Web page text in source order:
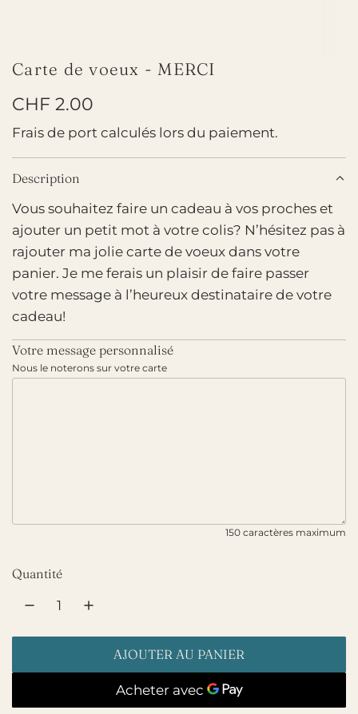
Carte de voeux - MERCI
P
r
i
x
r
é
g
u
l
i
e
CHF 2.00
Frais de port calculés lors du paiement.
Description
Vous souhaitez faire un cadeau à vos proches et
ajouter un petit mot à votre colis? N’hésitez pas à
rajouter ma jolie carte de voeux dans votre
panier. Je me ferais un plaisir de faire passer
votre message à l’heureux destinataire de votre
cadeau!
Votre message personnalisé
Nous le noterons sur votre carte
150 caractères maximum
Quantité
AJOUTER AU PANIER
C